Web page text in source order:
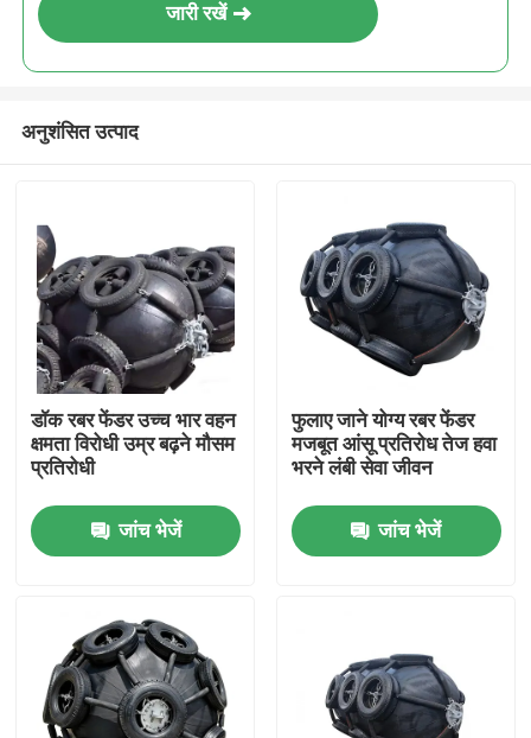
उत्पाद
जारी रखें
अनुशंसित उत्पाद
डॉक रबर फेंडर उच्च भार वहन
क्षमता विरोधी उम्र बढ़ने मौसम
प्रतिरोधी
जांच भेजें
फुलाए जाने योग्य रबर फेंडर
मजबूत आंसू प्रतिरोध तेज हवा
भरने लंबी सेवा जीवन
जांच भेजें